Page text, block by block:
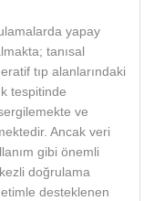
yapay
tanısal
tıp alanlarındaki
tespitinde
ve
Ancak veri
gibi önemli
doğrulama
desteklenen